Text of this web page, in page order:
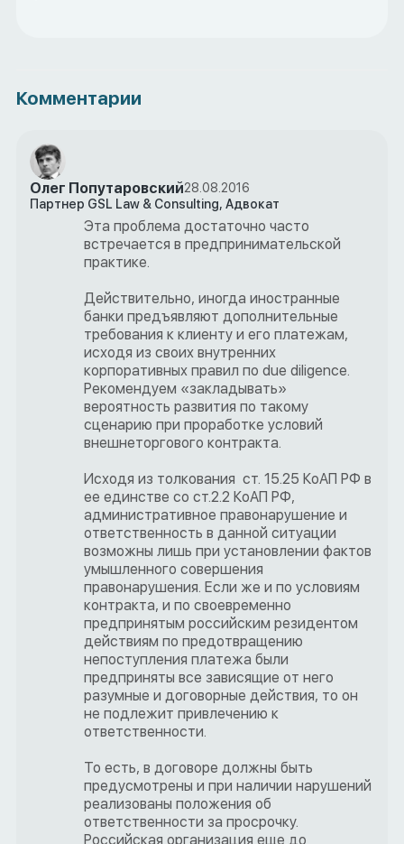
Комментарии
Олег Попутаровский28.08.2016
Партнер GSL Law & Consulting, Адвокат
Эта проблема достаточно часто
встречается в предпринимательской
практике.
Действительно, иногда иностранные
банки предъявляют дополнительные
требования к клиенту и его платежам,
исходя из своих внутренних
корпоративных правил по due diligence.
Рекомендуем «закладывать»
вероятность развития по такому
сценарию при проработке условий
внешнеторгового контракта.
Исходя из толкования ст. 15.25 КоАП РФ в
ее единстве со ст.2.2 КоАП РФ,
административное правонарушение и
ответственность в данной ситуации
возможны лишь при установлении фактов
умышленного совершения
правонарушения. Если же и по условиям
контракта, и по своевременно
предпринятым российским резидентом
действиям по предотвращению
непоступления платежа были
предприняты все зависящие от него
разумные и договорные действия, то он
не подлежит привлечению к
ответственности.
То есть, в договоре должны быть
предусмотрены и при наличии нарушений
реализованы положения об
ответственности за просрочку.
Российская организация еще до